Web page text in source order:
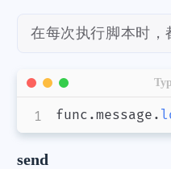
在每次执行脚本时，
func .message .
send